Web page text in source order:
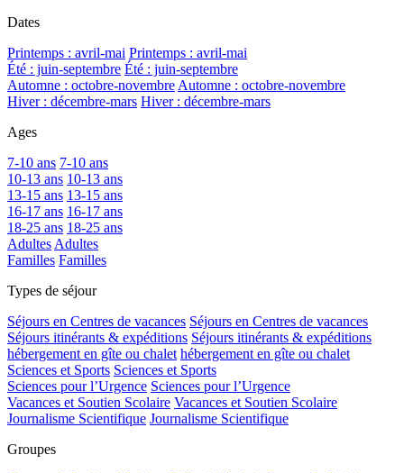
Dates
Printemps : avril-mai Printemps : avril-mai
Été : juin-septembre Été : juin-septembre
Automne : octobre-novembre Automne : octobre-novembre
Hiver : décembre-mars Hiver : décembre-mars
Ages
7-10 ans 7-10 ans
10-13 ans 10-13 ans
13-15 ans 13-15 ans
16-17 ans 16-17 ans
18-25 ans 18-25 ans
Adultes Adultes
Familles Familles
Types de séjour
Séjours en Centres de vacances Séjours en Centres de vacances
Séjours itinérants & expéditions Séjours itinérants & expéditions
hébergement en gîte ou chalet hébergement en gîte ou chalet
Sciences et Sports Sciences et Sports
Sciences pour l’Urgence Sciences pour l’Urgence
Vacances et Soutien Scolaire Vacances et Soutien Scolaire
Journalisme Scientifique Journalisme Scientifique
Groupes